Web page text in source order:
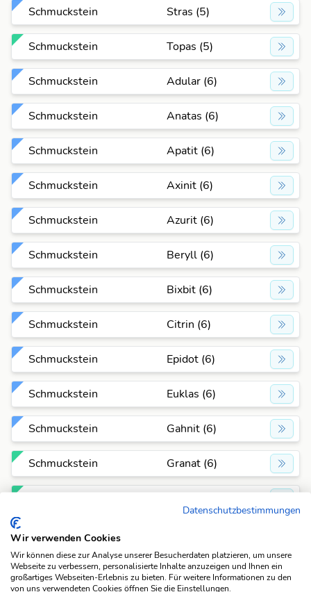
Schmuckstein Stras (5)
Schmuckstein Topas (5)
Schmuckstein Adular (6)
Schmuckstein Anatas (6)
Schmuckstein Apatit (6)
Schmuckstein Axinit (6)
Schmuckstein Azurit (6)
Schmuckstein Beryll (6)
Schmuckstein Bixbit (6)
Schmuckstein Citrin (6)
Schmuckstein Epidot (6)
Schmuckstein Euklas (6)
Schmuckstein Gahnit (6)
Schmuckstein Granat (6)
Schmuckstein
Schmuckstein Jaspis (6)
Datenschutzbestimmungen
Wir verwenden Cookies
Wir können diese zur Analyse unserer Besucherdaten platzieren, um unsere
Webseite zu verbessern, personalisierte Inhalte anzuzeigen und Ihnen ein
großartiges Webseiten-Erlebnis zu bieten. Für weitere Informationen zu den
von uns verwendeten Cookies öffnen Sie die Einstellungen.